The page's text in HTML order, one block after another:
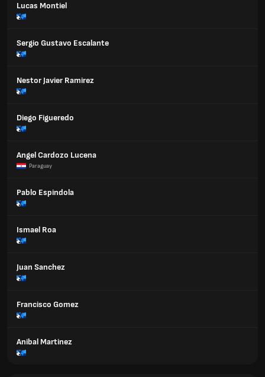
Lucas Montiel
Sergio Gustavo Escalante
Nestor Javier Ramirez
Diego Figueredo
Angel Cardozo Lucena
Paraguay
Pablo Espindola
Ismael Roa
Juan Sanchez
Francisco Gomez
Anibal Martinez